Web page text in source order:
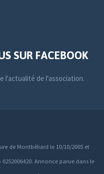
SUR FACEBOOK
l'actualité de l'association.
de Montbéliard le 10/10/2005 et
Annonce parue dans le